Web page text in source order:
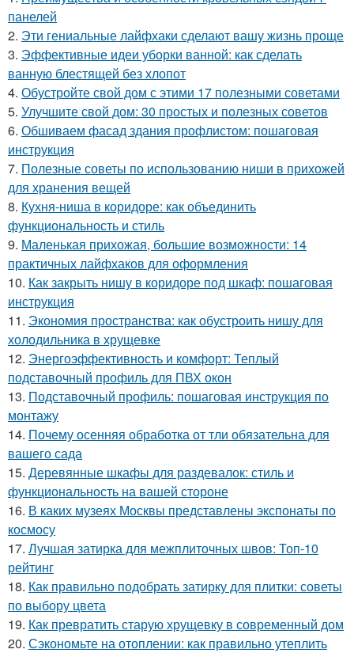
панелей
2. Эти гениальные лайфхаки сделают вашу жизнь проще
3. Эффективные идеи уборки ванной: как сделать
ванную блестящей без хлопот
4. Обустройте свой дом с этими 17 полезными советами
5. Улучшите свой дом: 30 простых и полезных советов
6. Обшиваем фасад здания профлистом: пошаговая
инструкция
7. Полезные советы по использованию ниши в прихожей
для хранения вещей
8. Кухня-ниша в коридоре: как объединить
функциональность и стиль
9. Маленькая прихожая, большие возможности: 14
практичных лайфхаков для оформления
10. Как закрыть нишу в коридоре под шкаф: пошаговая
инструкция
11. Экономия пространства: как обустроить нишу для
холодильника в хрущевке
12. Энергоэффективность и комфорт: Теплый
подставочный профиль для ПВХ окон
13. Подставочный профиль: пошаговая инструкция по
монтажу
14. Почему осенняя обработка от тли обязательна для
вашего сада
15. Деревянные шкафы для раздевалок: стиль и
функциональность на вашей стороне
16. В каких музеях Москвы представлены экспонаты по
космосу
17. Лучшая затирка для межплиточных швов: Топ-10
рейтинг
18. Как правильно подобрать затирку для плитки: советы
по выбору цвета
19. Как превратить старую хрущевку в современный дом
20. Сэкономьте на отоплении: как правильно утеплить